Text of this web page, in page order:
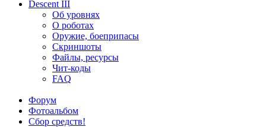
Descent III
Об уровнях
О роботах
Оружие, боеприпасы
Скриншоты
Файлы, ресурсы
Чит-коды
FAQ
Форум
Фотоальбом
Сбор средств!